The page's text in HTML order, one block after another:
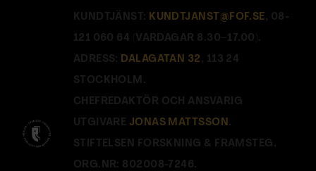
KUNDTJÄNST: KUNDTJANST@FOF.SE , 08-
121 060 64 (VARDAGAR 8.30–17.00).
ADRESS: DALAGATAN 32 , 113 24
STOCKHOLM.
CHEFREDAKTÖR OCH ANSVARIG
UTGIVARE JONAS MATTSSON.
STIFTELSEN FORSKNING & FRAMSTEG.
ORG.NR: 802008-7246.